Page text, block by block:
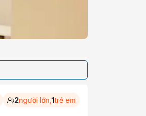
2người lớn, 1trẻ em